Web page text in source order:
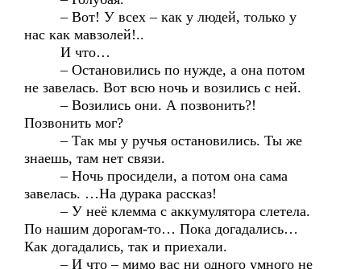
– Вот! У всех – как у людей, только у
нас как мавзолей!..
И что…
– Остановились по нужде, а она потом
не завелась. Вот всю ночь и возились с ней.
– Возились они. А позвонить?!
Позвонить мог?
– Так мы у ручья остановились. Ты же
знаешь, там нет связи.
– Ночь просидели, а потом она сама
завелась. …На дурака рассказ!
– У неё клемма с аккумулятора слетела.
По нашим дорогам-то… Пока догадались…
Как догадались, так и приехали.
– И что – мимо вас ни одного умного не